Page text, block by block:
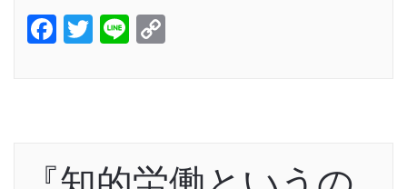
Facebook
Twitter
Line